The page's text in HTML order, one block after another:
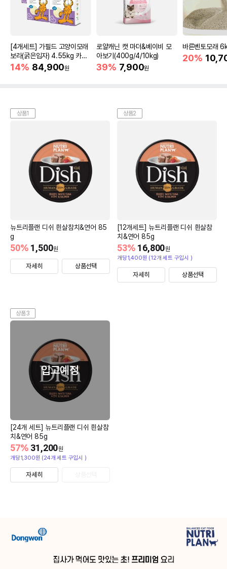
[4개세트] 가필드 고양이모래
보라(굵은입자) 4.55kg 카사
바모래
14% 84,900원
로얄캐닌 캣 마더&베이비 모
아보기(400g/4/10kg)
39% 7,900원
바른벤토모래
20%
상품1
뉴트리플랜 디쉬 흰살참치&연어 85
g
1,500원
50%
자세히 상품선택
상품2
[12개세트] 뉴트리플랜 디쉬 흰살참
치&연어 85g
16,800원
53%
개당1,400원 (12개 세트 구입시 )
자세히 상품선택
상품3
입고예정
[24개 세트] 뉴트리플랜 디쉬 흰살참
치&연어 85g
31,200원
57%
개당1,300원 (24개 세트 구입시 )
자세히